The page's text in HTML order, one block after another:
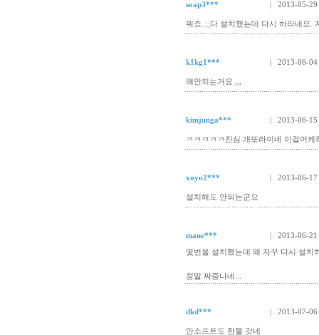
soap3*** | 2013-05-29
뭐죠..;;다 설치했는데 다시 하라네요.
k1kg1*** | 2013-06-04
왜안되는거요 ,,,
kimjunga*** | 2013-06-15
ㅋㅋㅋㅋㅋ진심 개또라이네 이걸어
xoyo2*** | 2013-06-17
설치해도 안되는군요
maue***
| 2013-06-21
몇번을 설치했는데 왜 자꾸 다시 설치
정말 짜증나네...
dkd*** | 2013-07-06
안소프트도 한물 갓네